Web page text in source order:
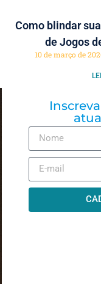
Como blindar
de Jogos
10 de março de